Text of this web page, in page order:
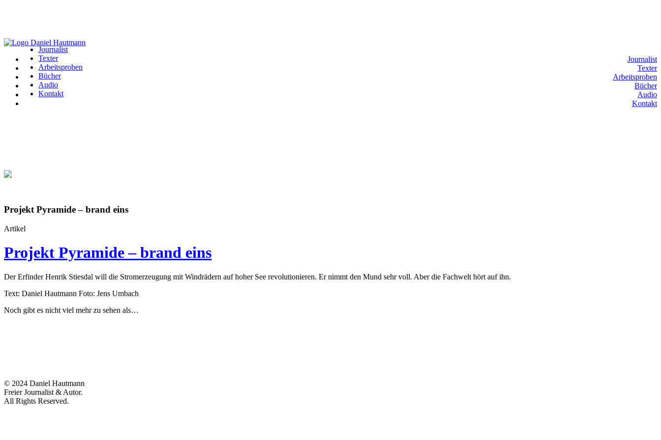
Journalist
Texter
Arbeitsproben
Bücher
Audio
Kontakt
Journalist
Texter
Arbeitsproben
Bücher
Audio
Kontakt
Projekt Pyramide – brand eins
Artikel
Projekt Pyramide – brand eins
Der Erfinder Henrik Stiesdal will die Stromerzeugung mit Windrädern auf hoher See revolutionieren. Er nimmt den Mund sehr voll. Aber die Fachwelt hört auf ihn.
Text: Daniel Hautmann Foto: Jens Umbach
Noch gibt es nicht viel mehr zu sehen als…
© 2024 Daniel Hautmann
Freier Journalist & Autor.
All Rights Reserved.